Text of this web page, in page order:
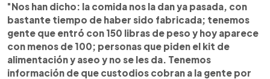
"Nos han dicho: la comida nos la dan ya pasada, con
bastante tiempo de haber sido fabricada; tenemos
gente que entró con 150 libras de peso y hoy aparece
con menos de 100; personas que piden el kit de
alimentación y aseo y no se les da. Tenemos
información de que custodios cobran a la gente por